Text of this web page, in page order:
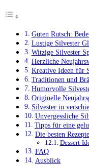
Guten Rutsch:
Lustige Silvester
Witzige Silvester
Herzliche
Kreative Ideen für
Traditionen und
Humorvolle
Originelle
Silvester in
Unvergessliche
Tipps für eine
Die besten
Dessert-
FAQ
Ausblick